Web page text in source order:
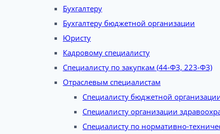
Бухгалтеру
Бухгалтеру бюджетной организации
Юристу
Кадровому специалисту
Специалисту по закупкам (44-ФЗ, 223-ФЗ)
Отраслевым специалистам
Специалисту бюджетной
Специалисту организации
Специалисту по нормативно-